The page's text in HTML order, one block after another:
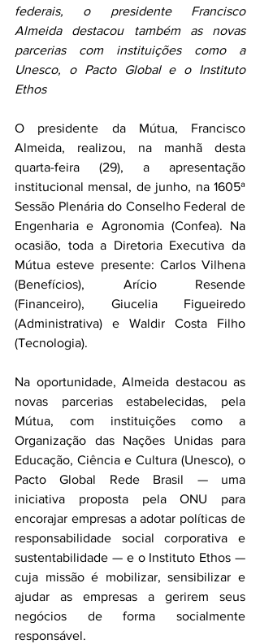
federais, o presidente Francisco
Almeida destacou também as novas
parcerias com instituições como a
Unesco, o Pacto Global e o Instituto
Ethos
O presidente da Mútua, Francisco
Almeida, realizou, na manhã desta
quarta-feira (29), a apresentação
institucional mensal, de junho, na 1605ª
Sessão Plenária do Conselho Federal de
Engenharia e Agronomia (Confea). Na
ocasião, toda a Diretoria Executiva da
Mútua esteve presente: Carlos Vilhena
(Benefícios), Arício Resende
(Financeiro), Giucelia Figueiredo
(Administrativa) e Waldir Costa Filho
(Tecnologia).
Na oportunidade, Almeida destacou as
novas parcerias estabelecidas, pela
Mútua, com instituições como a
Organização das Nações Unidas para
Educação, Ciência e Cultura (Unesco), o
Pacto Global Rede Brasil — uma
iniciativa proposta pela ONU para
encorajar empresas a adotar políticas de
responsabilidade social corporativa e
sustentabilidade — e o Instituto Ethos —
cuja missão é mobilizar, sensibilizar e
ajudar as empresas a gerirem seus
negócios de forma socialmente
responsável.